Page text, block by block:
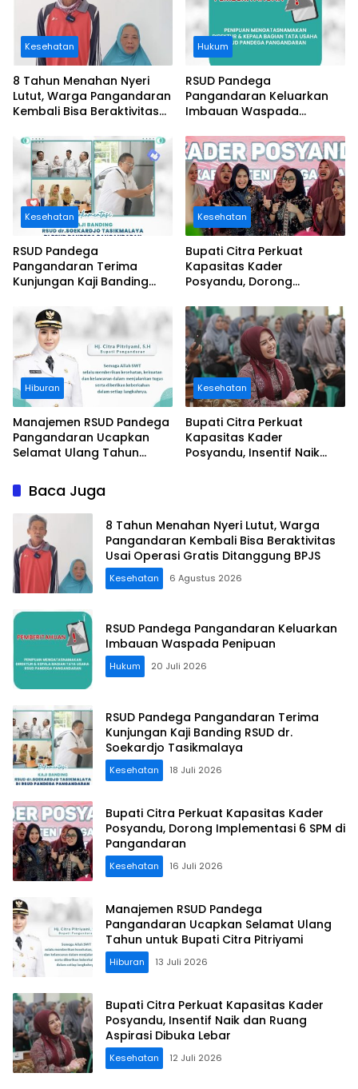
Kesehatan
8 Tahun Menahan Nyeri
Lutut, Warga Pangandaran
Kembali Bisa Beraktivitas
Ditanggung BPJS
Hukum
RSUD Pandega
Pangandaran Keluarkan
Imbauan Waspada
Kesehatan
RSUD Pandega
Pangandaran Terima
Kunjungan Kaji Banding
Tasikmalaya
Kesehatan
Bupati Citra Perkuat
Kapasitas Kader
Posyandu, Dorong
Pangandaran
Hiburan
Manajemen RSUD Pandega
Pangandaran Ucapkan
Selamat Ulang Tahun
Kesehatan
Bupati Citra Perkuat
Kapasitas Kader
Posyandu, Insentif Naik
Baca Juga
8 Tahun Menahan Nyeri Lutut, Warga
Pangandaran Kembali Bisa Beraktivitas
Usai Operasi Gratis Ditanggung BPJS
Kesehatan 6 Agustus 2026
RSUD Pandega Pangandaran Keluarkan
Imbauan Waspada Penipuan
Hukum 20 Juli 2026
RSUD Pandega Pangandaran Terima
Kunjungan Kaji Banding RSUD dr.
Soekardjo Tasikmalaya
Kesehatan 18 Juli 2026
Bupati Citra Perkuat Kapasitas Kader
Posyandu, Dorong Implementasi 6 SPM di
Pangandaran
Kesehatan 16 Juli 2026
Manajemen RSUD Pandega
Pangandaran Ucapkan Selamat Ulang
Tahun untuk Bupati Citra Pitriyami
Hiburan 13 Juli 2026
Bupati Citra Perkuat Kapasitas Kader
Posyandu, Insentif Naik dan Ruang
Aspirasi Dibuka Lebar
Kesehatan 12 Juli 2026